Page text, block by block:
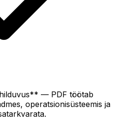
— PDF töötab
operatsionisüsteemis ja